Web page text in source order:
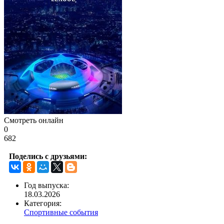
Смотреть онлайн
0
682
Поделись с друзьями:
Год выпуска:
18.03.2026
Категория:
Спортивные события